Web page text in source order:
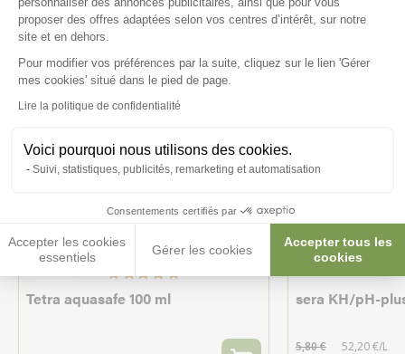
proposer des offres adaptées selon vos centres d’intérêt, sur notre
site et en dehors.
Pour modifier vos préférences par la suite, cliquez sur le lien 'Gérer
mes cookies' situé dans le pied de page.
Lire la politique de confidentialité
Voici pourquoi nous utilisons des cookies.
Suivi, statistiques, publicités, remarketing et automatisation
Consentements certifiés par
Accepter les cookies
essentiels
Gérer les cookies
Accepter tous les
cookies
Axeptio consent
Tetra aquasafe 100 ml sera KH/pH-
5,80 € 52,20 €/L